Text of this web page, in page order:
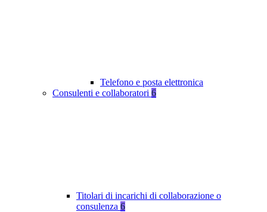
Telefono e posta elettronica
Consulenti e collaboratori 6
Titolari di incarichi di collaborazione o
consulenza 6